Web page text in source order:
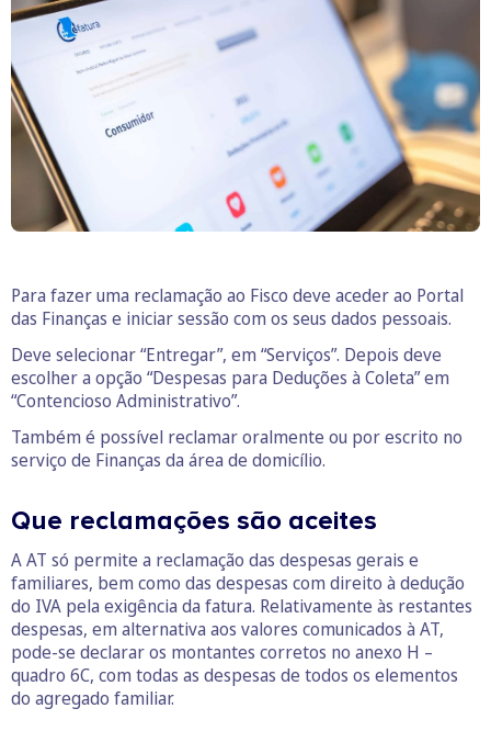
Para fazer uma reclamação ao Fisco deve aceder ao Portal
das Finanças e iniciar sessão com os seus dados pessoais.
Deve selecionar “Entregar”, em “Serviços”. Depois deve
escolher a opção “Despesas para Deduções à Coleta” em
“Contencioso Administrativo”.
Também é possível reclamar oralmente ou por escrito no
serviço de Finanças da área de domicílio.
Que reclamações são aceites
A AT só permite a reclamação das despesas gerais e
familiares, bem como das despesas com direito à dedução
do IVA pela exigência da fatura. Relativamente às restantes
despesas, em alternativa aos valores comunicados à AT,
pode-se declarar os montantes corretos no anexo H –
quadro 6C, com todas as despesas de todos os elementos
do agregado familiar.